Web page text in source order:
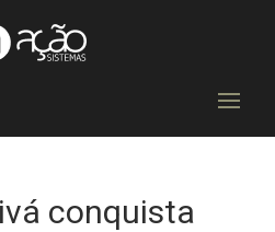
conquista